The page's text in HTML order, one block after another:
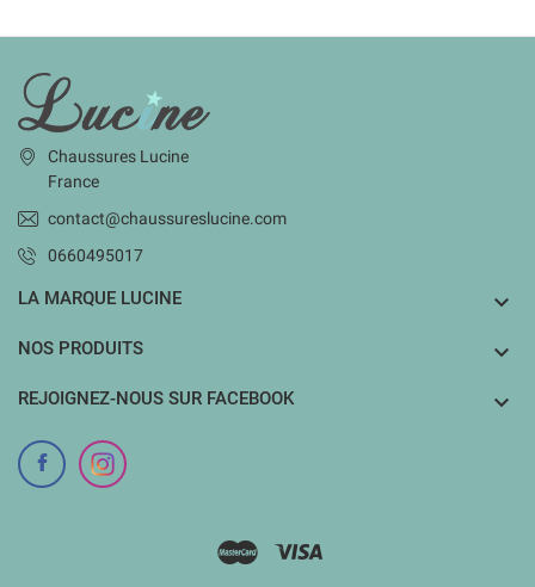
INFORMATIONS
Chaussures Lucine
France
contact@chaussureslucine.com
0660495017
LA MARQUE LUCINE 
NOS PRODUITS 
REJOIGNEZ-NOUS SUR FACEBOOK 